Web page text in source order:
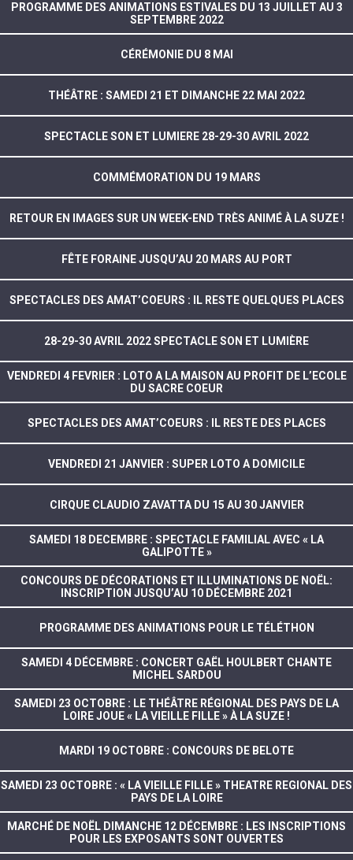
PROGRAMME DES ANIMATIONS ESTIVALES DU 13 JUILLET AU 3
SEPTEMBRE 2022
CÉRÉMONIE DU 8 MAI
THÉÂTRE : SAMEDI 21 ET DIMANCHE 22 MAI 2022
SPECTACLE SON ET LUMIERE 28-29-30 AVRIL 2022
COMMÉMORATION DU 19 MARS
RETOUR EN IMAGES SUR UN WEEK-END TRÈS ANIMÉ À LA SUZE !
FÊTE FORAINE JUSQU’AU 20 MARS AU PORT
SPECTACLES DES AMAT’COEURS : IL RESTE QUELQUES PLACES
28-29-30 AVRIL 2022 SPECTACLE SON ET LUMIÈRE
VENDREDI 4 FEVRIER : LOTO A LA MAISON AU PROFIT DE L’ECOLE
DU SACRE COEUR
SPECTACLES DES AMAT’COEURS : IL RESTE DES PLACES
VENDREDI 21 JANVIER : SUPER LOTO A DOMICILE
CIRQUE CLAUDIO ZAVATTA DU 15 AU 30 JANVIER
SAMEDI 18 DECEMBRE : SPECTACLE FAMILIAL AVEC « LA
GALIPOTTE »
CONCOURS DE DÉCORATIONS ET ILLUMINATIONS DE NOËL:
INSCRIPTION JUSQU’AU 10 DÉCEMBRE 2021
PROGRAMME DES ANIMATIONS POUR LE TÉLÉTHON
SAMEDI 4 DÉCEMBRE : CONCERT GAËL HOULBERT CHANTE
MICHEL SARDOU
SAMEDI 23 OCTOBRE : LE THÉÂTRE RÉGIONAL DES PAYS DE LA
LOIRE JOUE « LA VIEILLE FILLE » À LA SUZE !
MARDI 19 OCTOBRE : CONCOURS DE BELOTE
SAMEDI 23 OCTOBRE : « LA VIEILLE FILLE » THEATRE REGIONAL DES
PAYS DE LA LOIRE
MARCHÉ DE NOËL DIMANCHE 12 DÉCEMBRE : LES INSCRIPTIONS
POUR LES EXPOSANTS SONT OUVERTES